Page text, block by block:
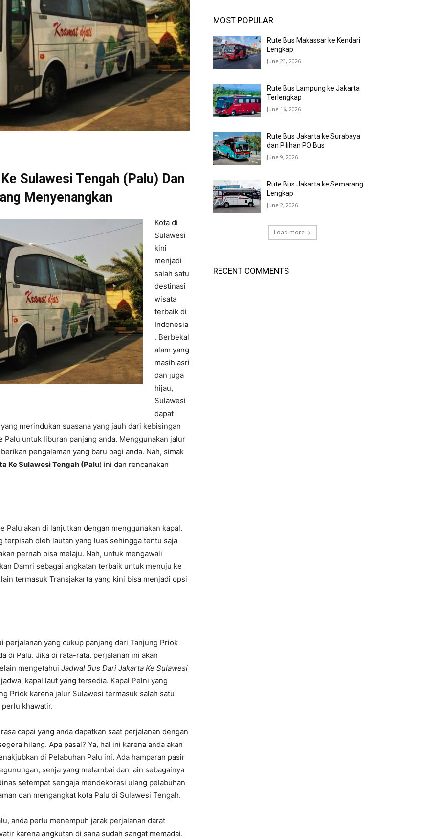
Sulawesi Tengah (Palu) Dan
Menyenangkan
Kota di
Sulawesi
kini
menjadi
salah satu
destinasi
wisata
terbaik di
Indonesia
. Berbekal
alam yang
masih asri
dan juga
hijau,
Sulawesi
dapat
merindukan suasana yang jauh dari kebisingan
Palu untuk liburan panjang anda. Menggunakan jalur
pengalaman yang baru bagi anda. Nah, simak
Ke Sulawesi Tengah (Palu) ini dan rencanakan
Palu akan di lanjutkan dengan menggunakan kapal.
terpisah oleh lautan yang luas sehingga tentu saja
pernah bisa melaju. Nah, untuk mengawali
Damri sebagai angkatan terbaik untuk menuju ke
termasuk Transjakarta yang kini bisa menjadi opsi
perjalanan yang cukup panjang dari Tanjung Priok
di Palu. Jika di rata-rata. perjalanan ini akan
mengetahui Jadwal Bus Dari Jakarta Ke Sulawesi
kapal laut yang tersedia. Kapal Pelni yang
Priok karena jalur Sulawesi termasuk salah satu
khawatir.
capai yang anda dapatkan saat perjalanan dengan
hilang. Apa pasal? Ya, hal ini karena anda akan
di Pelabuhan Palu ini. Ada hamparan pasir
senja yang melambai dan lain sebagainya
setempat sengaja mendekorasi ulang pelabuhan
dan mengangkat kota Palu di Sulawesi Tengah.
anda perlu menempuh jarak perjalanan darat
karena angkutan di sana sudah sangat memadai.
MOST POPULAR
Rute Bus Makassar ke Kendari
Lengkap
June 23, 2026
Rute Bus Lampung ke Jakarta
Terlengkap
June 16, 2026
Rute Bus Jakarta ke Surabaya
dan Pilihan PO Bus
June 9, 2026
Rute Bus Jakarta ke Semarang
Lengkap
June 2, 2026
Load more
RECENT COMMENTS